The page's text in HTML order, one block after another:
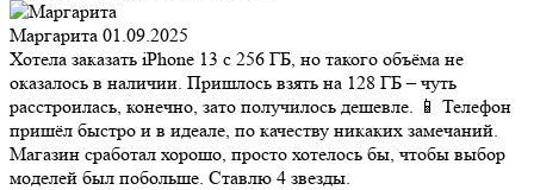
Маргарита 01.09.2025
Хотела заказать iPhone 13 с 256 ГБ, но такого объёма не
оказалось в наличии. Пришлось взять на 128 ГБ – чуть
расстроилась, конечно, зато получилось дешевле. 📱 Телефон
пришёл быстро и в идеале, по качеству никаких замечаний.
Магазин сработал хорошо, просто хотелось бы, чтобы выбор
моделей был побольше. Ставлю 4 звезды.